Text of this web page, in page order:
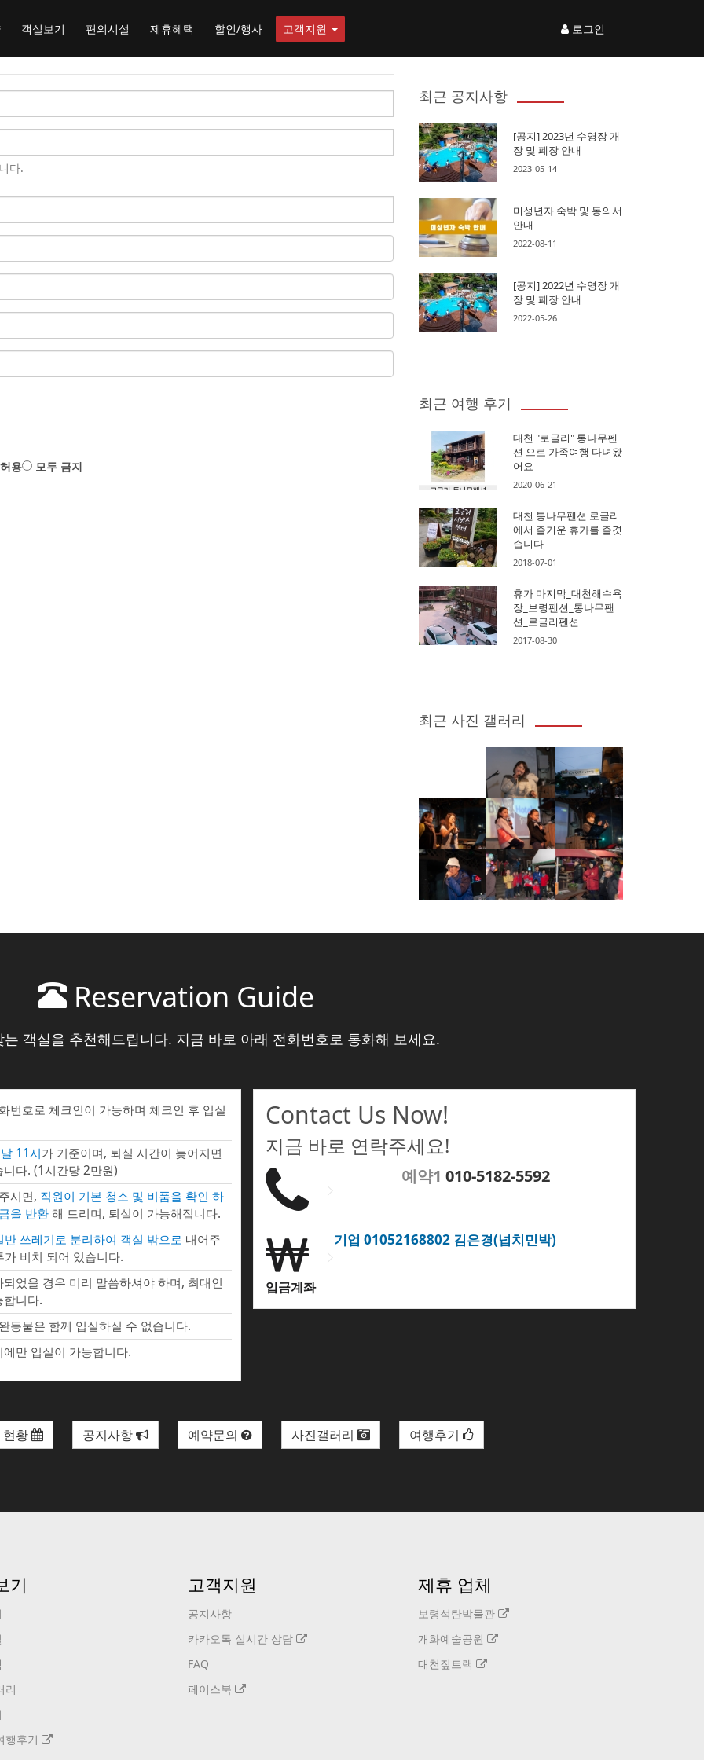
객실보기 편의시설 제휴혜택 할인/행사 고객지원 로그인
다.
용 모두 금지
최근 공지사항
[공지] 2023년 수영장 개
장 및 폐장 안내
2023-05-14
미성년자 숙박 및 동의서
안내
2022-08-11
[공지] 2022년 수영장 개
장 및 폐장 안내
2022-05-26
최근 여행 후기
대천 "로글리" 통나무펜
션 으로 가족여행 다녀왔
어요
2020-06-21
대천 통나무펜션 로글리
에서 즐거운 휴가를 즐겻
습니다
2018-07-01
휴가 마지막_대천해수욕
장_보령펜션_통나무팬
션_로글리펜션
2017-08-30
최근 사진 갤러리
Reservation Guide
객실을 추천해드립니다. 지금 바로 아래 전화번호로 통화해 보세요.
번호로 체크인이 가능하며 체크인 후 입실
11시가 기준이며, 퇴실 시간이 늦어지면
다. (1시간당 2만원)
시면, 직원이 기본 청소 및 비품을 확인 하
을 반환해 드리며, 퇴실이 가능해집니다.
쓰레기로 분리하여 객실 밖으로 내어주
비치 되어 있습니다.
었을 경우 미리 말씀하셔야 하며, 최대인
니다.
동물은 함께 입실하실 수 없습니다.
만 입실이 가능합니다.
Contact Us Now!
지금 바로 연락주세요!
예약1 010-5182-5592
입금계좌
기업 01052168802 김은경(넙치민박)
현황 공지사항 예약문의 사진갤러리 여행후기
기
리
행후기
고객지원
공지사항
카카오톡 실시간 상담
FAQ
페이스북
제휴 업체
보령석탄박물관
개화예술공원
대천짚트랙